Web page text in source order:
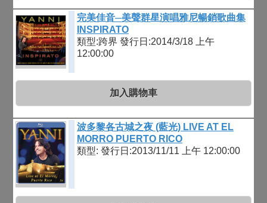
完美佳音─美聲群星演唱雅尼暢銷歌曲集
INSPIRATO
類型:跨界 發行日:2014/3/18 上午
12:00:00
加入購物車
波多黎各古城之夜 (藍光) LIVE AT EL
MORRO PUERTO RICO
類型: 發行日:2013/11/11 上午 12:00:00